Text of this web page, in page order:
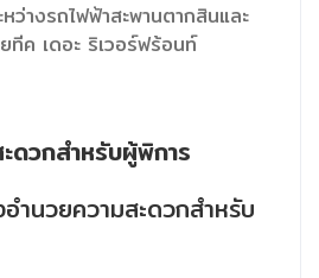
ว่างรถไฟฟ้าสะพานตากสินและ
ทีค เดอะ ริเวอร์ฟร้อนท์
ดวกสำหรับผู้พิการ
ำนวยความสะดวกสำหรับ